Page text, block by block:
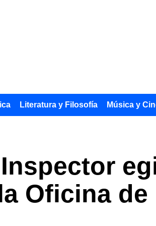
Literatura y Filosofía Música y
Oficina